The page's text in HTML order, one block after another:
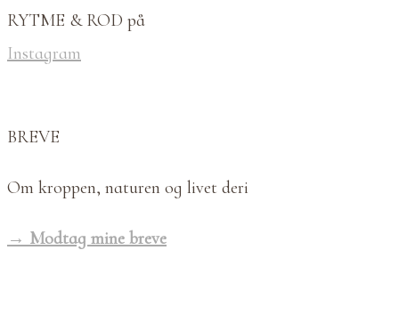
RYTME & ROD på
Instagram
BREVE
Om kroppen, naturen og livet deri
→ Modtag mine breve